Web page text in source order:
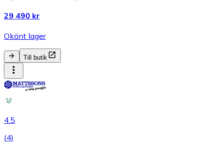
29 490 kr
Okänt lager
Till butik
4.5
(4)